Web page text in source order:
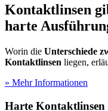
Kontaktlinsen
harte
Worin die Unterschiede
Kontaktlinsen liegen,
» Mehr Informationen
Harte Kontaktlinsen